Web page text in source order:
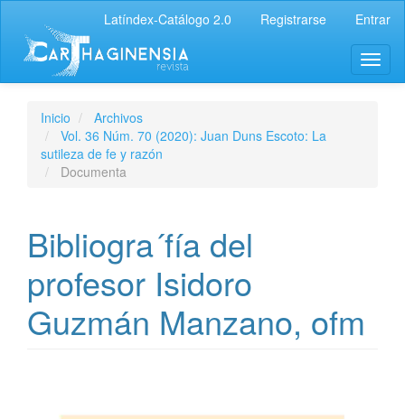
Latíndex-Catálogo 2.0 Registrarse Entrar
Inicio
Archivos
Vol. 36 Núm. 70 (2020): Juan Duns Escoto: La
sutileza de fe y razón
Documenta
Bibliogra´fía del
profesor Isidoro
Guzmán Manzano, ofm